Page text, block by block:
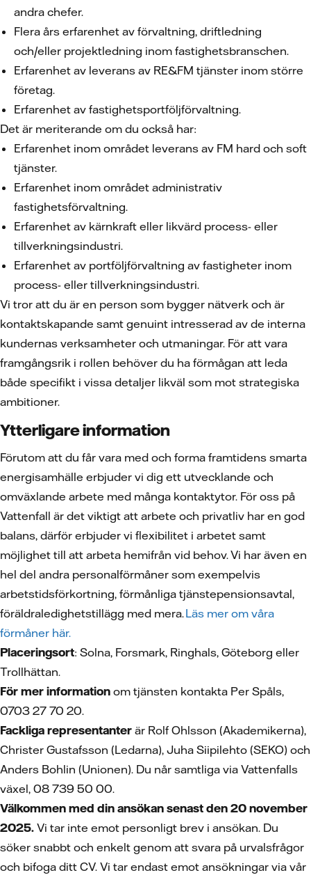
andra chefer.
Flera års erfarenhet av förvaltning, driftledning
och/eller projektledning inom fastighetsbranschen.
Erfarenhet av leverans av RE&FM tjänster inom större
företag.
Erfarenhet av fastighetsportföljförvaltning.
Det är meriterande om du också har:
Erfarenhet inom området leverans av FM hard och soft
tjänster.
Erfarenhet inom området administrativ
fastighetsförvaltning.
Erfarenhet av kärnkraft eller likvärd process- eller
tillverkningsindustri.
Erfarenhet av portföljförvaltning av fastigheter inom
process- eller tillverkningsindustri.
Vi tror att du är en person som bygger nätverk och är
kontaktskapande samt genuint intresserad av de interna
kundernas verksamheter och utmaningar. För att vara
framgångsrik i rollen behöver du ha förmågan att leda
både specifikt i vissa detaljer likväl som mot strategiska
ambitioner.
Ytterligare information
Förutom att du får vara med och forma framtidens smarta
energisamhälle erbjuder vi dig ett utvecklande och
omväxlande arbete med många kontaktytor. För oss på
Vattenfall är det viktigt att arbete och privatliv har en god
balans, därför erbjuder vi flexibilitet i arbetet samt
möjlighet till att arbeta hemifrån vid behov. Vi har även en
hel del andra personalförmåner som exempelvis
arbetstidsförkortning, förmånliga tjänstepensionsavtal,
föräldraledighetstillägg med mera.Läs mer om våra
förmåner här.
Placeringsort: Solna, Forsmark, Ringhals, Göteborg eller
Trollhättan.
För mer information om tjänsten kontakta Per Spåls,
0703 27 70 20.
Fackliga representanter är Rolf Ohlsson (Akademikerna),
Christer Gustafsson (Ledarna), Juha Siipilehto (SEKO) och
Anders Bohlin (Unionen). Du når samtliga via Vattenfalls
växel, 08 739 50 00.
Välkommen med din ansökan senast den 20 november
2025. Vi tar inte emot personligt brev i ansökan. Du
söker snabbt och enkelt genom att svara på urvalsfrågor
och bifoga ditt CV. Vi tar endast emot ansökningar via vår